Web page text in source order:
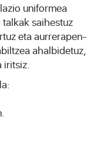
uniformea
saihestuz
eta aurrerapen-
ahalbidetuz,
iritsiz.